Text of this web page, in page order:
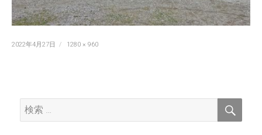
投
2022年4月27日
フ
1280 × 960
検
索:
検